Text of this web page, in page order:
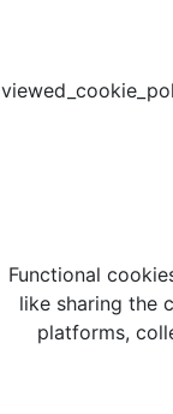
Functional
like sharing the
platforms,